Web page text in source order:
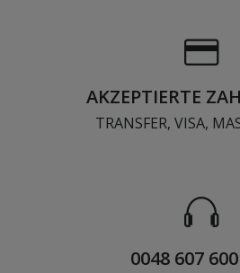
AKZEPTIERTE
TRANSFER, VISA,
0048 607